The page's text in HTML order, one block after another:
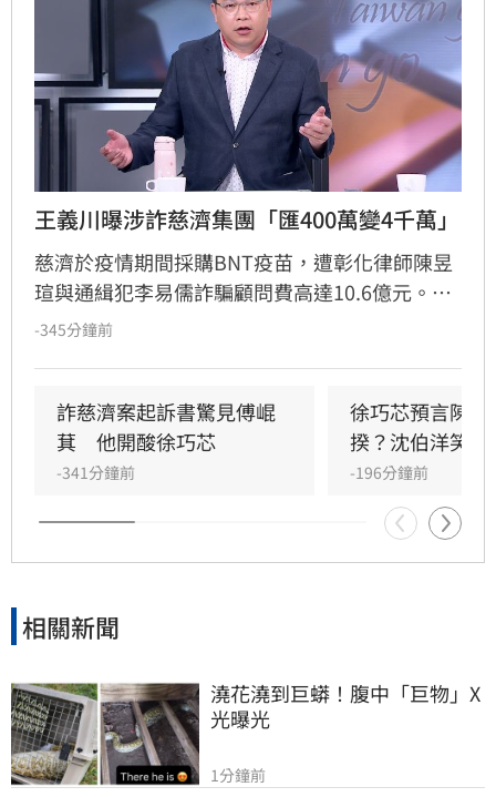
王義川曝涉詐慈濟集團「匯400萬變4千萬」
慈濟於疫情期間採購BNT疫苗，遭彰化律師陳昱
瑄與通緝犯李易儒詐騙顧問費高達10.6億元。民
進黨立委王義川指出，陳昱瑄利用資本額僅百萬
放行，甚至出現匯款金額錯誤卻輕易過關的離譜
情節，質疑洗錢防制機制失靈。
-345分鐘前
詐慈濟案起訴書驚見傅崐
萁　他開酸徐巧芯
-341分鐘前
徐巧芯預言陳時
揆？沈伯洋笑回
-196分鐘前
相關新聞
澆花澆到巨蟒！腹中「巨物」X
光曝光
1分鐘前